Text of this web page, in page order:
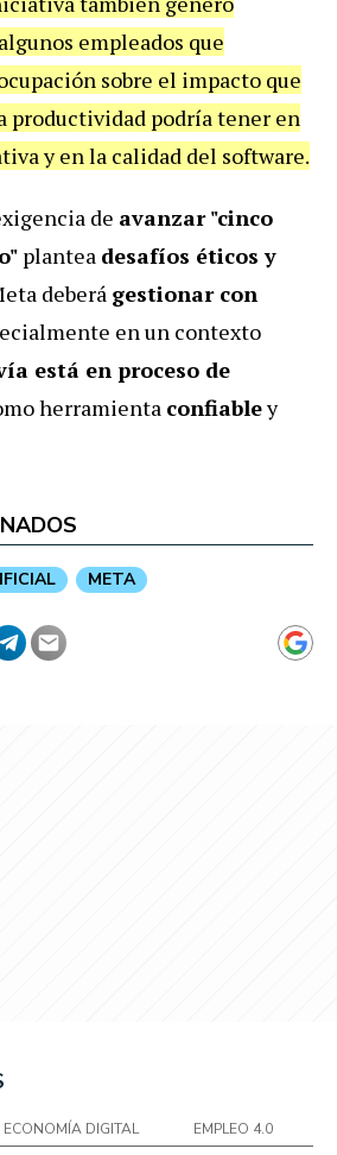
empleados que
sobre el impacto que
productividad podría tener en
y en la calidad del software.
de avanzar "cinco
plantea desafíos éticos y
deberá gestionar con
en un contexto
está en proceso de
herramienta confiabley
META
ECONOMÍA DIGITAL EMPLEO 4.0